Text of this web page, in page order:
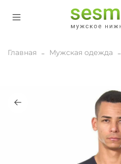
Главная Мужская одежда